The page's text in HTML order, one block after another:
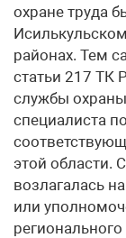
охране труда
районах. Тем
статьи 217 ТК
службы
специалиста
этой области.
возлагалась
или